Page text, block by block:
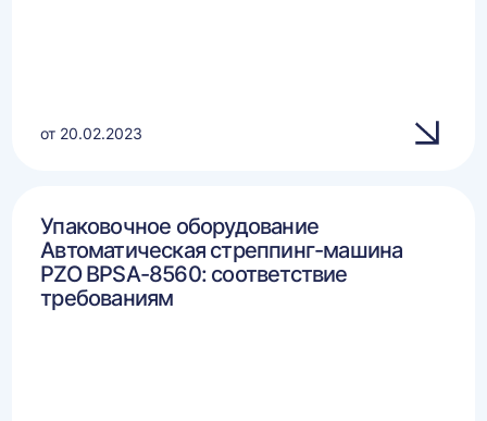
от 20.02.2023
Упаковочное оборудование
Автоматическая стреппинг-машина
PZO BPSA-8560: соответствие
требованиям